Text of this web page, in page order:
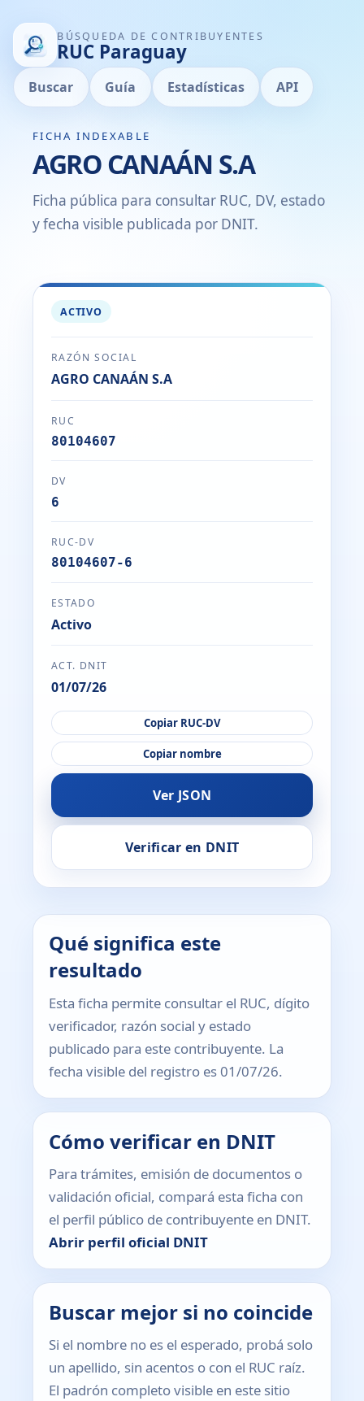
BÚSQUEDA DE CONTRIBUYENTES
RUC Paraguay
Buscar Guía Estadísticas API
FICHA INDEXABLE
AGRO CANAÁN S.A
Ficha pública para consultar RUC, DV, estado
y fecha visible publicada por DNIT.
ACTIVO
RAZÓN SOCIAL
AGRO CANAÁN S.A
RUC
80104607
DV
6
RUC-DV
80104607-6
ESTADO
Activo
ACT. DNIT
01/07/26
Copiar RUC-DV
Copiar nombre
Ver JSON
Verificar en DNIT
Qué significa este
resultado
Esta ficha permite consultar el RUC, dígito
verificador, razón social y estado
publicado para este contribuyente. La
fecha visible del registro es 01/07/26.
Cómo verificar en DNIT
Para trámites, emisión de documentos o
validación oficial, compará esta ficha con
el perfil público de contribuyente en DNIT.
Abrir perfil oficial DNIT
Buscar mejor si no coincide
Si el nombre no es el esperado, probá solo
un apellido, sin acentos o con el RUC raíz.
El padrón completo visible en este sitio